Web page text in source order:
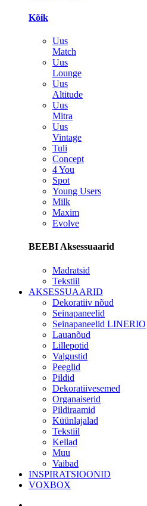
Kõik
Uus
Match
Uus
Lounge
Uus
Altitude
Uus
Mitra
Uus
Vintage
Tuli
Concept
4 You
Spot
Young Users
Milk
Maxim
Evolve
BEEBI Aksessuaarid
Madratsid
Tekstiil
AKSESSUAARID
Dekoratiiv nõud
Seinapaneelid
Seinapaneelid LINERIO
Lauanõud
Lillepotid
Valgustid
Peeglid
Pildid
Dekoratiivesemed
Organaiserid
Pildiraamid
Küünlajalad
Tekstiil
Kellad
Muu
Vaibad
INSPIRATSIOONID
VOXBOX